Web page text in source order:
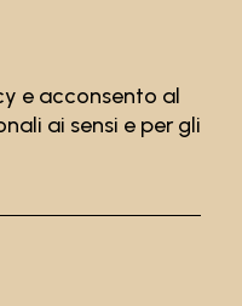
e acconsento al
ai sensi e per gli